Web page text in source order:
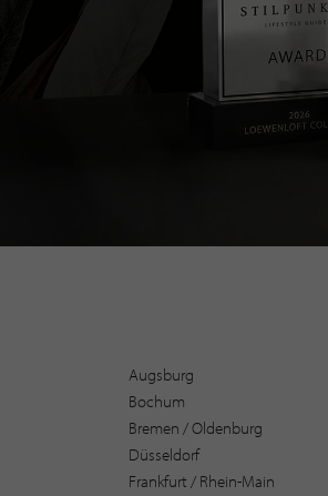
Augsburg
Bochum
Bremen / Oldenburg
Düsseldorf
Frankfurt / Rhein-Main